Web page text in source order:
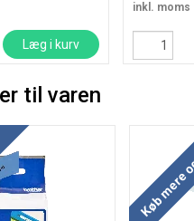
Læg i kurv
inkl. moms
til varen
Køb